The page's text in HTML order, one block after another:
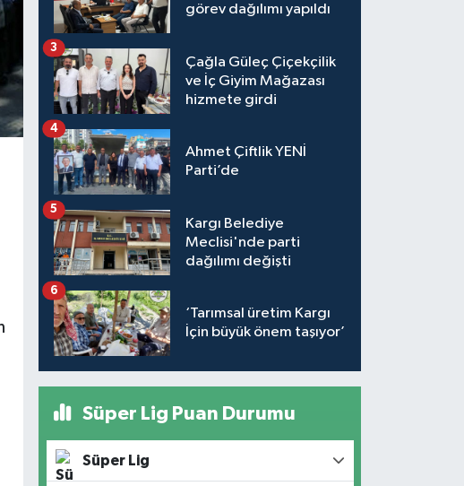
görev dağılımı yapıldı
Çağla Güleç Çiçekçilik
ve İç Giyim Mağazası
hizmete girdi
3
Ahmet Çiftlik YENİ
Parti’de
4
Kargı Belediye
Meclisi'nde parti
dağılımı değişti
5
‘Tarımsal üretim Kargı
İçin büyük önem taşıyor’
6
Süper Lig Puan Durumu
Süper Lig